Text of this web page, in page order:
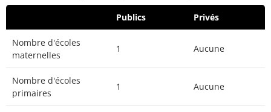
Publics Privés
Nombre d'écoles
maternelles
1 Aucune
Nombre d'écoles
primaires
1 Aucune